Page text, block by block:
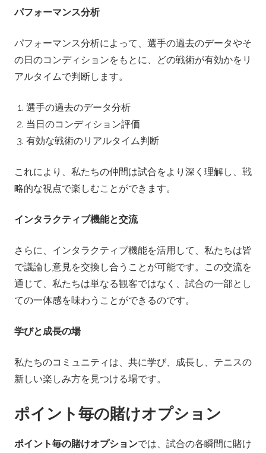
パフォーマンス分析
パフォーマンス分析によって、選手の過去のデータやそ
の日のコンディションをもとに、どの戦術が有効かをリ
アルタイムで判断します。
選手の過去のデータ分析
当日のコンディション評価
有効な戦術のリアルタイム判断
これにより、私たちの仲間は試合をより深く理解し、戦
略的な視点で楽しむことができます。
インタラクティブ機能と交流
さらに、インタラクティブ機能を活用して、私たちは皆
で議論し意見を交換し合うことが可能です。この交流を
通じて、私たちは単なる観客ではなく、試合の一部とし
ての一体感を味わうことができるのです。
学びと成長の場
私たちのコミュニティは、共に学び、成長し、テニスの
新しい楽しみ方を見つける場です。
ポイント毎の賭けオプション
ポイント毎の賭けオプションでは、試合の各瞬間に賭け